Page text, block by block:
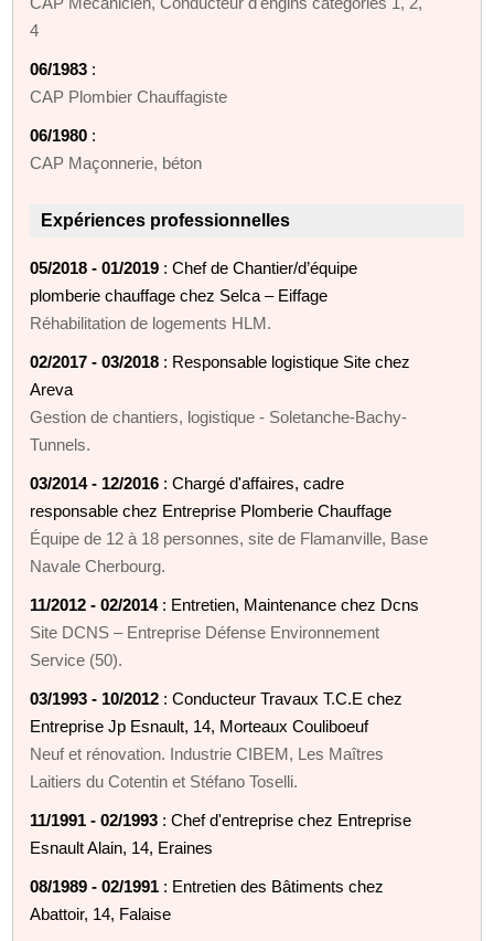
4
06/1983 :
CAP Plombier Chauffagiste
06/1980 :
CAP Maçonnerie, béton
Expériences professionnelles
05/2018 - 01/2019 : Chef de Chantier/d’équipe
plomberie chauffage chez Selca – Eiffage
Réhabilitation de logements HLM.
02/2017 - 03/2018 : Responsable logistique Site chez
Areva
Gestion de chantiers, logistique - Soletanche-Bachy-
Tunnels.
03/2014 - 12/2016 : Chargé d'affaires, cadre
responsable chez Entreprise Plomberie Chauffage
Équipe de 12 à 18 personnes, site de Flamanville, Base
Navale Cherbourg.
11/2012 - 02/2014: Entretien, Maintenance chez Dcns
Site DCNS – Entreprise Défense Environnement
Service (50).
03/1993 - 10/2012 : Conducteur Travaux T.C.E chez
Entreprise Jp Esnault, 14, Morteaux Couliboeuf
Neuf et rénovation. Industrie CIBEM, Les Maîtres
Laitiers du Cotentin et Stéfano Toselli.
11/1991 - 02/1993 : Chef d'entreprise chez Entreprise
Esnault Alain, 14, Eraines
08/1989 - 02/1991 : Entretien des Bâtiments chez
Abattoir, 14, Falaise